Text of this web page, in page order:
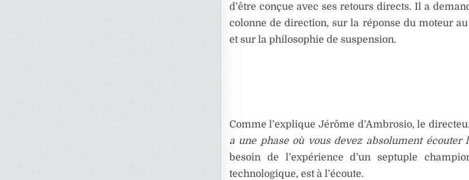
d’être conçue avec ses retours directs. Il a
colonne de direction, sur la réponse du moteur
et sur la philosophie de suspension.
Comme l’explique Jérôme d’Ambrosio, le
a une phase où vous devez absolument écouter
besoin de l’expérience d’un septuple
technologique, est à l’écoute.